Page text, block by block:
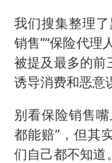
我们搜集整理
销售”“保险代理
被提及最多的前
诱导消费和恶意
别看保险销售
都能赔”，但其
们自己都不知道